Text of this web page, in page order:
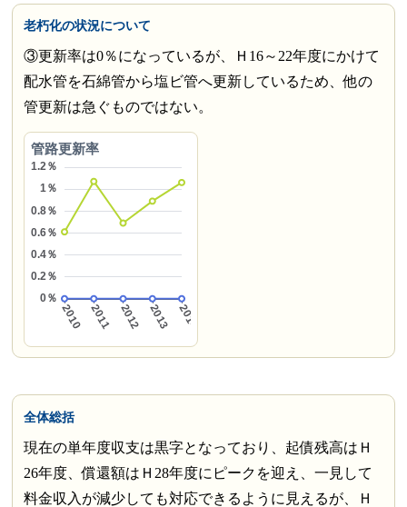
老朽化の状況について
③更新率は0％になっているが、Ｈ16～22年度にかけて
配水管を石綿管から塩ビ管へ更新しているため、他の
管更新は急ぐものではない。
管路更新率
全体総括
現在の単年度収支は黒字となっており、起債残高はＨ
26年度、償還額はＨ28年度にピークを迎え、一見して
料金収入が減少しても対応できるように見えるが、Ｈ